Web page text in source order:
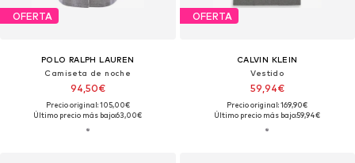
OFERTA
POLO RALPH LAUREN
Camiseta de noche
94,50€
Precio original: 105,00€
Último precio más bajo:63,00€
OFERTA
CALVIN KLEIN
Vestido
59,94€
Precio original: 169,90€
Último precio más bajo:59,94€